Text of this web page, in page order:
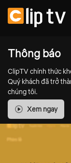
Thông báo
ClipTV chính thức
Quý khách đã trở
chúng tôi.
Xem ngay